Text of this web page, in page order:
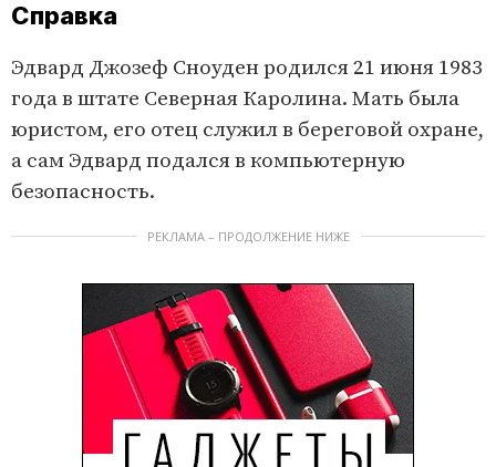
Справка
Эдвард Джозеф Сноуден родился 21 июня 1983
года в штате Северная Каролина. Мать была
юристом, его отец служил в береговой охране,
а сам Эдвард подался в компьютерную
безопасность.
РЕКЛАМА – ПРОДОЛЖЕНИЕ НИЖЕ